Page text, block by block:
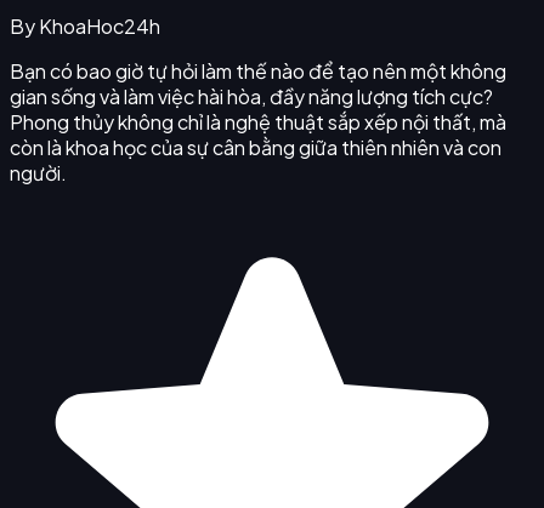
ByKhoaHoc24h
Bạn có bao giờ tự hỏi làm thế nào để tạo nên một không
gian sống và làm việc hài hòa, đầy năng lượng tích cực?
Phong thủy không chỉ là nghệ thuật sắp xếp nội thất, mà
còn là khoa học của sự cân bằng giữa thiên nhiên và con
người.